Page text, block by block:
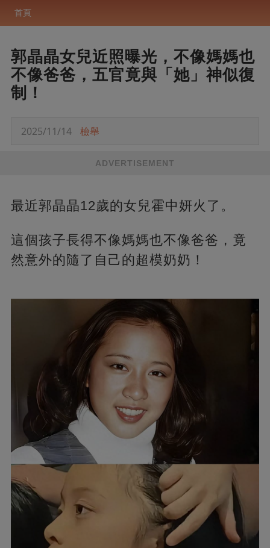
首頁
郭晶晶女兒近照曝光，不像媽媽也
不像爸爸，五官竟與「她」神似復
制！
2025/11/14 檢舉
ADVERTISEMENT
最近郭晶晶12歲的女兒霍中妍火了。
這個孩子長得不像媽媽也不像爸爸，竟
然意外的隨了自己的超模奶奶！